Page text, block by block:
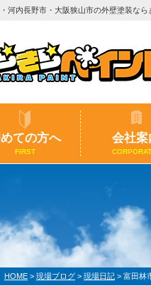
河内長野市・大阪狭山市の外壁塗装な
ての方へ
FIRST
会社案
HOME > 現場ブログ > 現場日記 > 富田林